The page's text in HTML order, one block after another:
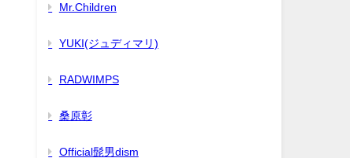
Mr.Children
YUKI(ジュディマリ)
RADWIMPS
桑原彰
Official髭男dism